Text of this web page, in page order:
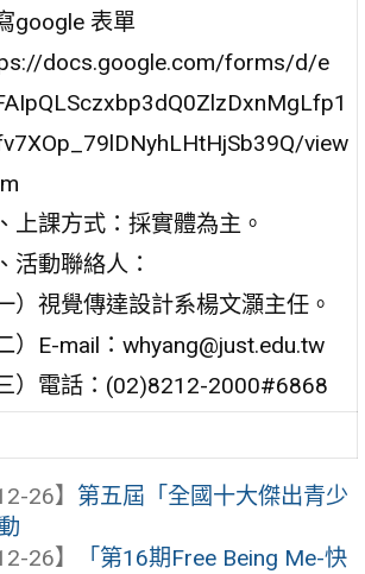
google 表單
docs.google.com/forms/d/e
view
上課方式：採實體為主。
活動聯絡人：
一）視覺傳達設計系楊文灝主任。
二）E-mail：whyang@just.edu.tw
三）電話：(02)8212-2000#6868
26】 第五屆「全國十大傑出青少
26】
「第16期Free Being Me-快